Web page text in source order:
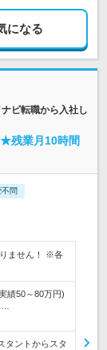
になる
ビ転職から入社し
残業月10時間
問
ません！ ※各
績50～80万円)
タントからスタ